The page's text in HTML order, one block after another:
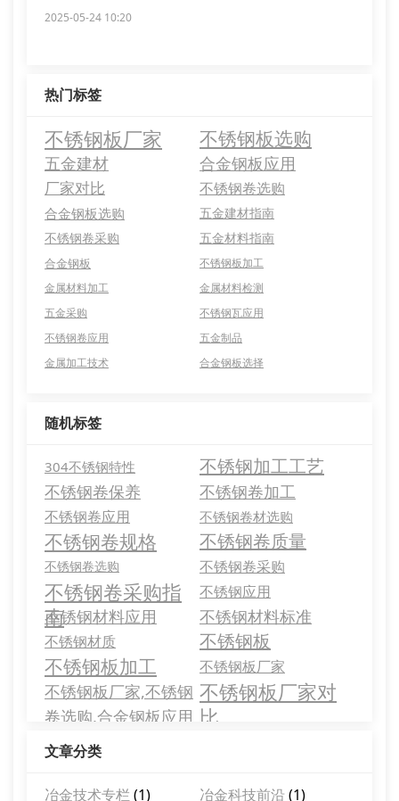
2025-05-24 10:20
热门标签
不锈钢板厂家 不锈钢板选购
五金建材 合金钢板应用
厂家对比 不锈钢卷选购
合金钢板选购
五金建材指南
不锈钢卷采购
五金材料指南
合金钢板
不锈钢板加工
金属材料加工
金属材料检测
五金采购
不锈钢瓦应用
不锈钢卷应用
五金制品
金属加工技术
合金钢板选择
随机标签
304不锈钢特性 不锈钢加工工艺
不锈钢卷保养 不锈钢卷加工
不锈钢卷应用 不锈钢卷材选购
不锈钢卷规格 不锈钢卷质量
不锈钢卷选购 不锈钢卷采购
不锈钢卷采购指
南
不锈钢应用
不锈钢材料应用 不锈钢材料标准
不锈钢材质 不锈钢板
不锈钢板加工 不锈钢板厂家
不锈钢板厂家,不锈钢
卷选购,合金钢板应用
不锈钢板厂家对
比
文章分类
冶金技术专栏 (1) 冶金科技前沿 (1)